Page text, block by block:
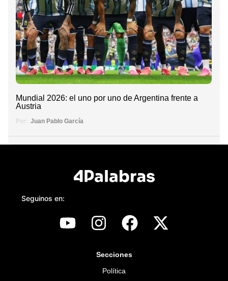
Mundial 2026: el uno por uno de Argentina frente a
Austria
Por: Juan Pablo García
Seguinos en:
Secciones
Política